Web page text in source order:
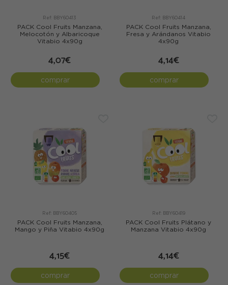
Ref: BBY60413
PACK Cool Fruits Manzana,
Melocotón y Albaricoque
Vitabio 4x90g
4,07€
comprar
Ref: BBY60414
PACK Cool Fruits Manzana,
Fresa y Arándanos Vitabio
4x90g
4,14€
comprar
Ref: BBY60405
PACK Cool Fruits Manzana,
Mango y Piña Vitabio 4x90g
4,15€
comprar
Ref: BBY60419
PACK Cool Fruits Plátano y
Manzana Vitabio 4x90g
4,14€
comprar